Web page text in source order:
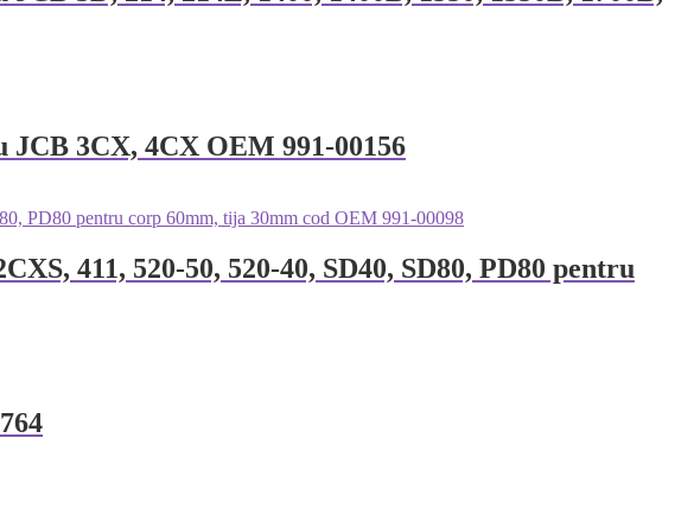
3CX, 4CX OEM 991-00156
411, 520-50, 520-40, SD40, SD80, PD80 pentru